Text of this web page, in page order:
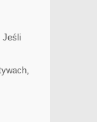
Jeśli